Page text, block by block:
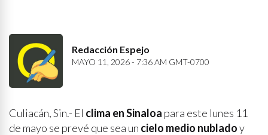
Redacción Espejo
MAYO 11, 2026 - 7:36 AM GMT-0700
Culiacán, Sin.- El clima en Sinaloa para este lunes 11
de mayo se prevé que sea un cielo medio nubladoy